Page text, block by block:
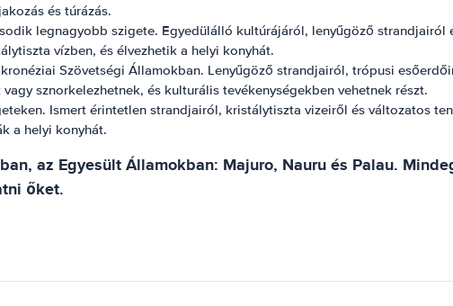
és túrázás.
legnagyobb szigete. Egyedülálló kultúrájáról, lenyűgöző
vízben, és élvezhetik a helyi konyhát.
Szövetségi Államokban. Lenyűgöző strandjairól, trópusi
sznorkelezhetnek, és kulturális tevékenységekben vehetnek részt.
Ismert érintetlen strandjairól, kristálytiszta vizeiről és változatos
a helyi konyhát.
az Egyesült Államokban: Majuro, Nauru és Palau.
őket.